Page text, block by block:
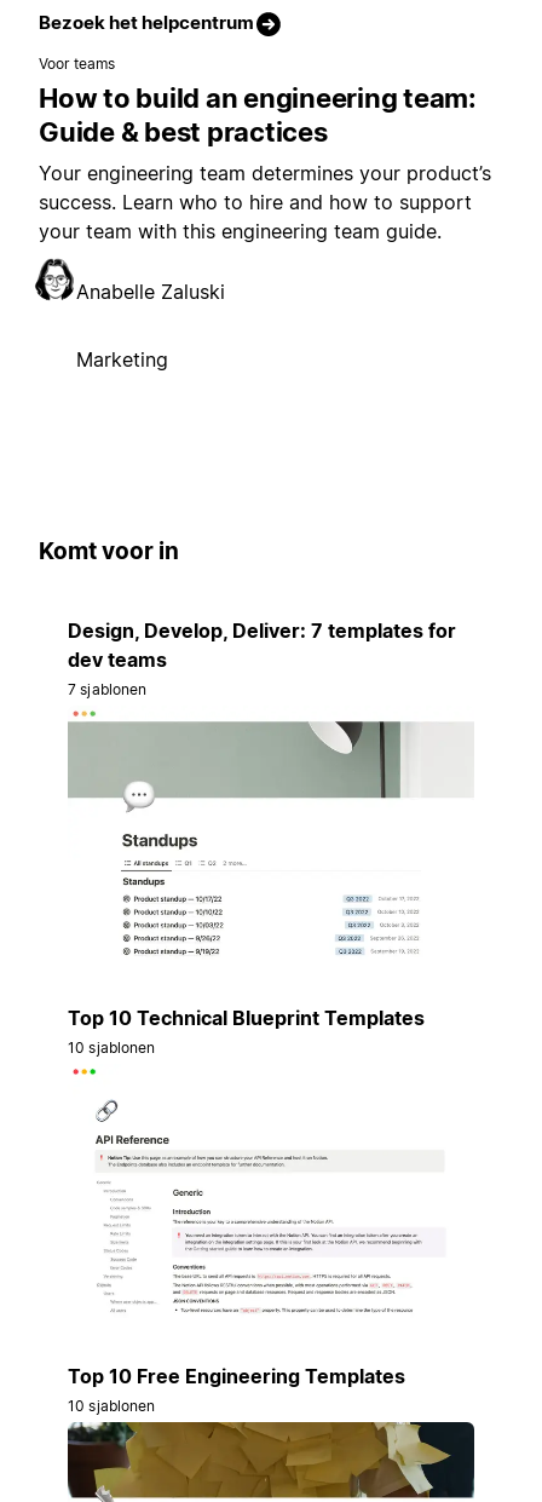
Bezoek het helpcentrum
Voor teams
How to build an engineering team:
Guide & best practices
Your engineering team determines your product’s
success. Learn who to hire and how to support
your team with this engineering team guide.
Anabelle Zaluski
Marketing
Komt voor in
Design, Develop, Deliver: 7 templates for
dev teams
7 sjablonen
Top 10 Technical Blueprint Templates
10 sjablonen
Top 10 Free Engineering Templates
10 sjablonen